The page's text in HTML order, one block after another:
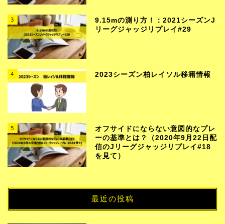
3
9.15mの測り方！：2021シーズンJ
リーグジャッジリプレイ#29
4 2023シーズン柏レイソル移籍情報
5
オフサイドにならない意図的なプレ
ーの基準とは？（2020年9月22日配
信のJリーグジャッジリプレイ#18
を見て）
最近の投稿